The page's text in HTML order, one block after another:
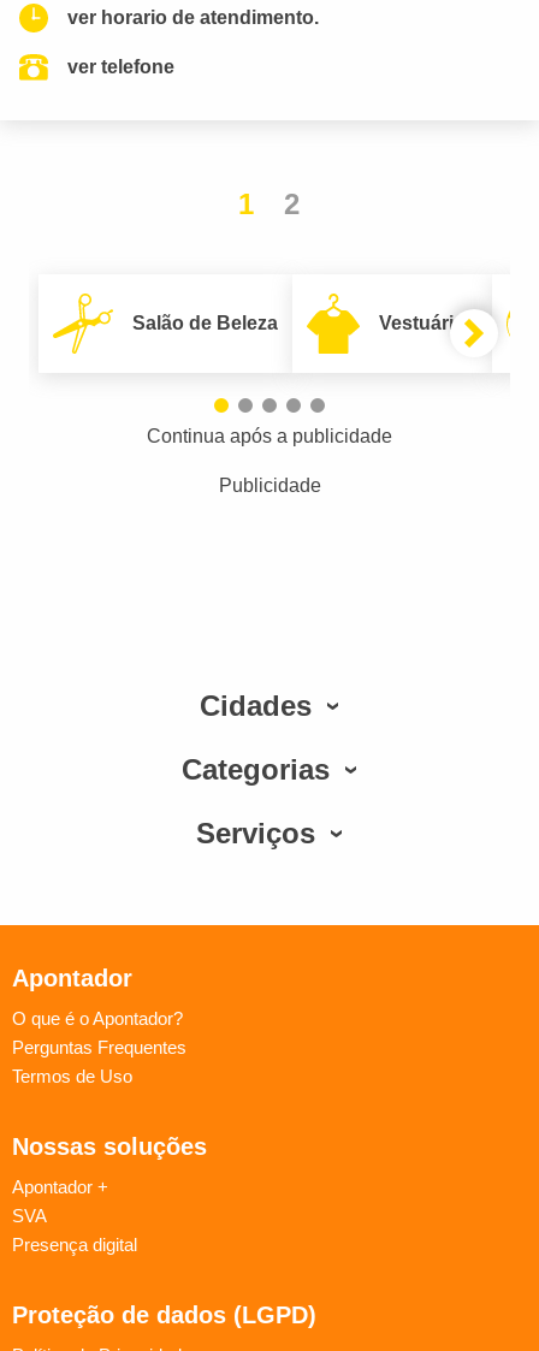
ver horario de atendimento.
ver telefone
1 2
Salão de Beleza Vestuário
Continua após a publicidade
Publicidade
Cidades
Categorias
Serviços
Apontador
O que é o Apontador?
Perguntas Frequentes
Termos de Uso
Nossas soluções
Apontador +
SVA
Presença digital
Proteção de dados (LGPD)